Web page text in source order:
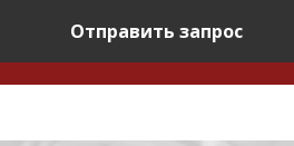
Отправить запрос